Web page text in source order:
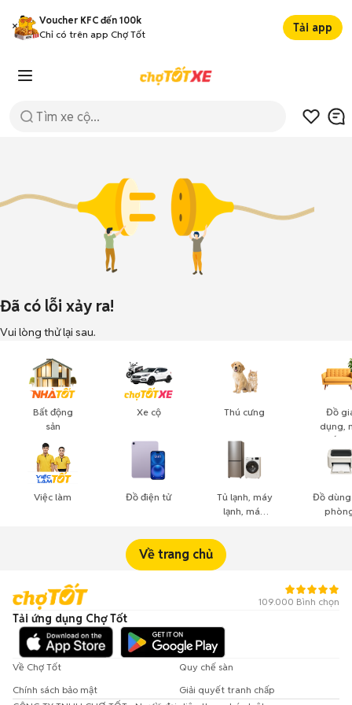
Voucher KFC đến 100k
Chỉ có trên app Chợ Tốt
Tải app
Đã có lỗi xảy ra!
Vui lòng thử lại sau.
Bất động
sản
Việc làm
Xe cộ
Đồ điện tử
Thú cưng
Tủ lạnh, máy
lạnh, máy
Đồ
dụng,
thất,
cảnh
Đồ dùng
Về trang chủ
109.000 Bình chọn
Tải ứng dụng Chợ Tốt
Về Chợ Tốt
Quy chế sàn
Chính sách bảo mật
Giải quyết tranh chấp